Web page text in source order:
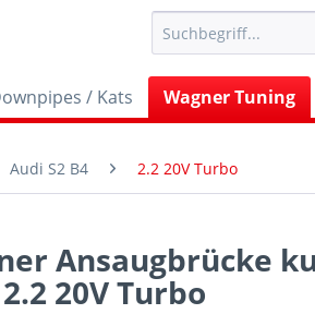
/ Kats Wagner Tuning
Audi S2 B4 2.2 20V Turbo
Ansaugbrücke
20V Turbo